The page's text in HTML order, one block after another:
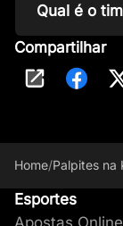
Qual é o
Compartilhar
Home/Palpites na
Esportes